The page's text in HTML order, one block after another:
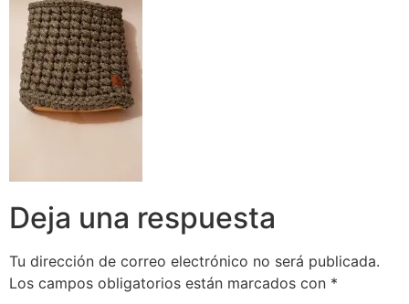
Deja una respuesta
Tu dirección de correo electrónico no será publicada.
Los campos obligatorios están marcados con *